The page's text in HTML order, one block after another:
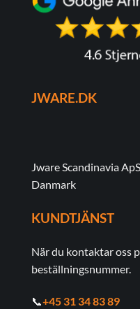
produktsidan
JWARE.DK
Jware Scandinavia
Danmark
KUNDTJÄNST
När du kontaktar oss
beställningsnummer.
📞+45 31 34 83 89